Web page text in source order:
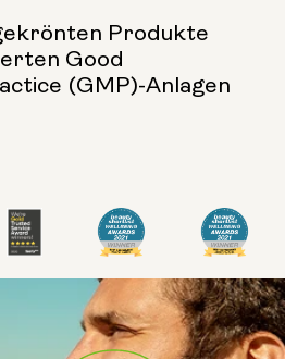
Produkte
Good
(GMP)-Anlagen